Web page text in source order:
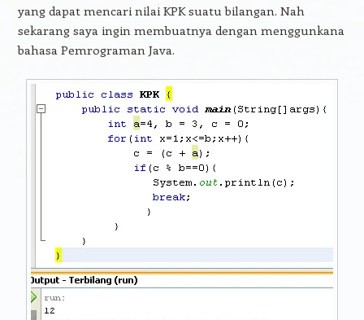
yang dapat mencari nilai KPK suatu bilangan. Nah
sekarang saya ingin membuatnya dengan menggunkana
bahasa Pemrograman Java.